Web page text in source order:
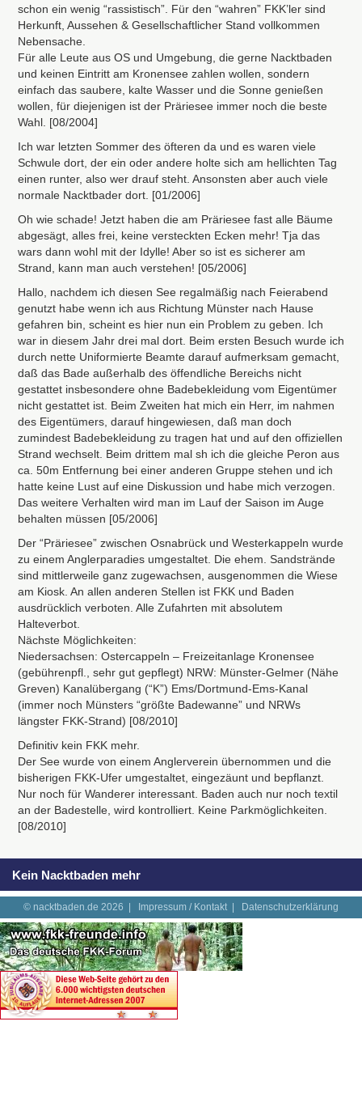
schon ein wenig “rassistisch”. Für den “wahren” FKK’ler sind
Herkunft, Aussehen & Gesellschaftlicher Stand vollkommen
Nebensache.
Für alle Leute aus OS und Umgebung, die gerne Nacktbaden
und keinen Eintritt am Kronensee zahlen wollen, sondern
einfach das saubere, kalte Wasser und die Sonne genießen
wollen, für diejenigen ist der Präriesee immer noch die beste
Wahl. [08/2004]
Ich war letzten Sommer des öfteren da und es waren viele
Schwule dort, der ein oder andere holte sich am hellichten Tag
einen runter, also wer drauf steht. Ansonsten aber auch viele
normale Nacktbader dort. [01/2006]
Oh wie schade! Jetzt haben die am Präriesee fast alle Bäume
abgesägt, alles frei, keine versteckten Ecken mehr! Tja das
wars dann wohl mit der Idylle! Aber so ist es sicherer am
Strand, kann man auch verstehen! [05/2006]
Hallo, nachdem ich diesen See regalmäßig nach Feierabend
genutzt habe wenn ich aus Richtung Münster nach Hause
gefahren bin, scheint es hier nun ein Problem zu geben. Ich
war in diesem Jahr drei mal dort. Beim ersten Besuch wurde ich
durch nette Uniformierte Beamte darauf aufmerksam gemacht,
daß das Bade außerhalb des öffendliche Bereichs nicht
gestattet insbesondere ohne Badebekleidung vom Eigentümer
nicht gestattet ist. Beim Zweiten hat mich ein Herr, im nahmen
des Eigentümers, darauf hingewiesen, daß man doch
zumindest Badebekleidung zu tragen hat und auf den offiziellen
Strand wechselt. Beim drittem mal sh ich die gleiche Peron aus
ca. 50m Entfernung bei einer anderen Gruppe stehen und ich
hatte keine Lust auf eine Diskussion und habe mich verzogen.
Das weitere Verhalten wird man im Lauf der Saison im Auge
behalten müssen [05/2006]
Der “Präriesee” zwischen Osnabrück und Westerkappeln wurde
zu einem Anglerparadies umgestaltet. Die ehem. Sandstrände
sind mittlerweile ganz zugewachsen, ausgenommen die Wiese
am Kiosk. An allen anderen Stellen ist FKK und Baden
ausdrücklich verboten. Alle Zufahrten mit absolutem
Halteverbot.
Nächste Möglichkeiten:
Niedersachsen: Ostercappeln – Freizeitanlage Kronensee
(gebührenpfl., sehr gut gepflegt) NRW: Münster-Gelmer (Nähe
Greven) Kanalübergang (“K”) Ems/Dortmund-Ems-Kanal
(immer noch Münsters “größte Badewanne” und NRWs
längster FKK-Strand) [08/2010]
Definitiv kein FKK mehr.
Der See wurde von einem Anglerverein übernommen und die
bisherigen FKK-Ufer umgestaltet, eingezäunt und bepflanzt.
Nur noch für Wanderer interessant. Baden auch nur noch textil
an der Badestelle, wird kontrolliert. Keine Parkmöglichkeiten.
[08/2010]
Kein Nacktbaden mehr
© nacktbaden.de 2026 | Impressum / Kontakt| Datenschutzerklärung